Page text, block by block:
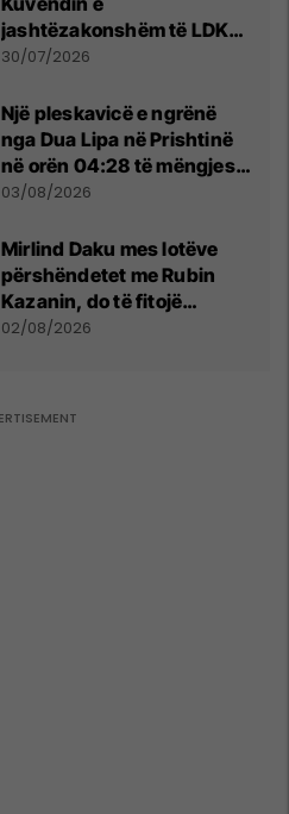
jashtëzakonshëm të LDK-
së
30/07/2026
Një pleskavicë e ngrënë
nga Dua Lipa në Prishtinë
në orën 04:28 të mëngjesit
- dhe bota digjitale serbe
03/08/2026
Mirlind Daku mes lotëve
përshëndetet me Rubin
Kazanin, do të fitojë
miliona te Spartak Moska
02/08/2026